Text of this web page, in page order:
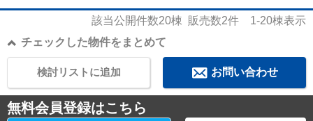
該当公開件数20棟 販売数2件 1-20棟表示
チェックした物件をまとめて
お問い合わせ
検討リストに追加
無料会員登録はこちら